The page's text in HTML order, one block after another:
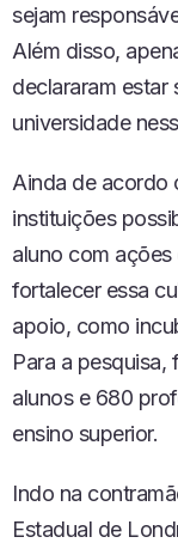
I
S
D
I
sejam
Além disso,
declararam estar
universidade
Ainda de acordo
instituições
aluno com
fortalecer essa
apoio, como
Para a
alunos e 680
ensino superior.
Indo na
Estadual de